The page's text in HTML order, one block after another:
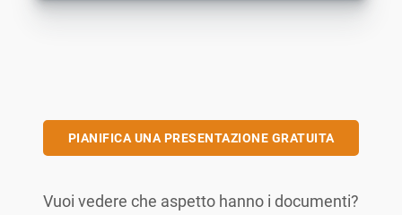
PIANIFICA UNA PRESENTAZIONE GRATUITA
Vuoi vedere che aspetto hanno i documenti?